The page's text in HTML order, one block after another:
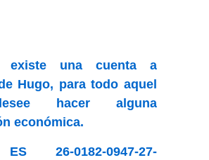
existe una cuenta a
Hugo, para todo aquel
hacer alguna
económica.
26-0182-0947-27-